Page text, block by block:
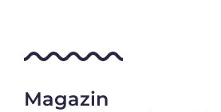
Magazin